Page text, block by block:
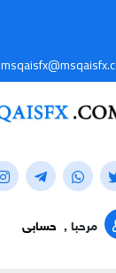
مرحبا , حسابى